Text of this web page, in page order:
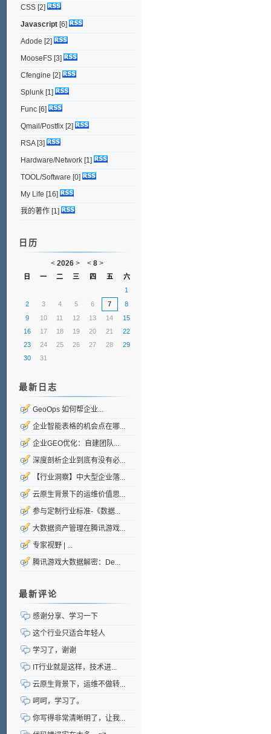
CSS[2]
Javascript[6]
Adode [2]
MooseFS[3]
Cfengine [2]
Splunk[1]
Func[6]
Qmail/Postfix[2]
RSA[3]
Hardware/Network[1]
TOOL/Software [0]
My Life [16]
我的著作[1]
日历
< 2026 > < 8 >
日 一 二 三 四 五
六
1
2
3 4 5 6 7
8
9
10 11 12 13 14
15
16
17 18 19 20 21
22
23
24 25 26 27 28
29
30
31
最新日志
GeoOps 如何帮企业...
企业智能表格的机会点在哪...
企业GEO优化：自建团队...
深度剖析企业到底有没有必...
【行业洞察】中大型企业落...
云原生背景下的运维价值思...
参与定制行业标准-《数据...
大数据资产管理在腾讯游戏...
专家视野 | ...
腾讯游戏大数据解密：De...
最新评论
感谢分享、学习一下
这个行业只适合年轻人
学习了，谢谢
IT行业就是这样，技术进...
云原生背景下，运维不做转...
呵呵，学习了。
你写得非常清晰明了，让我...